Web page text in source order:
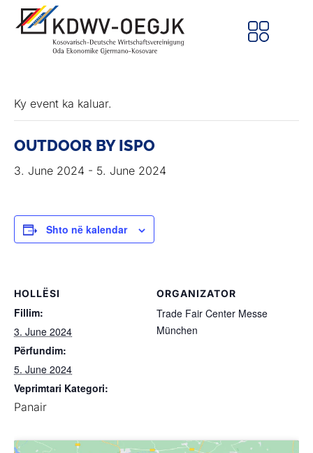
Ky event ka kaluar.
OUTDOOR BY ISPO
3. June 2024 - 5. June 2024
Shto në kalendar
HOLLËSI
Fillim:
3. June 2024
Përfundim:
5. June 2024
Veprimtari Kategori:
Panair
ORGANIZATOR
Trade Fair Center Messe
München